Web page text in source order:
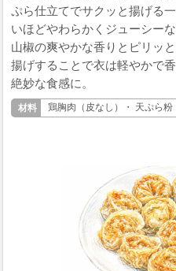
ぷら仕立てでサクッと揚げる
いほどやわらかくジューシー
山椒の爽やかな香りとピリッ
揚げすることで衣は軽やかで
絶妙な食感に。
鶏胸肉（皮なし）・ 天ぷら粉